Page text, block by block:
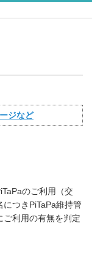
ジなど
のご利用（交
つきPiTaPa維持管
利用の有無を判定